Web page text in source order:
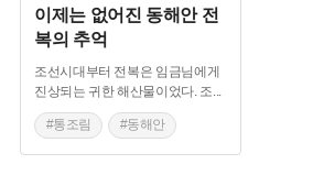
이제는 없어진 동해안 전
복의 추억
조선시대부터 전복은 임금님에게
진상되는 귀한 해산물이었다. 조...
#통조림 #동해안
#제주해녀 #양식전복